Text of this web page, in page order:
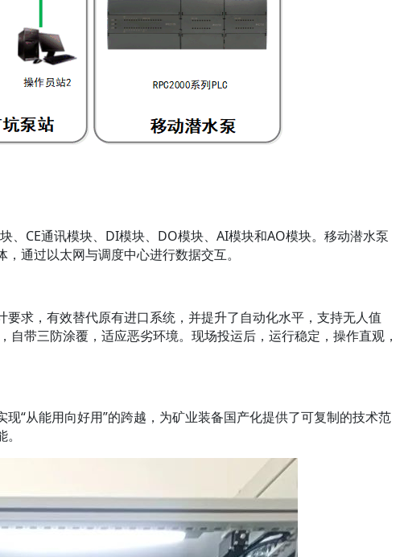
、CE通讯模块、DI模块、DO模块、AI模块和AO模块。移动潜水泵
通过以太网与调度中心进行数据交互。
求，有效替代原有进口系统，并提升了自动化水平，支持无人值
带三防涂覆，适应恶劣环境。现场投运后，运行稳定，操作直观，
“从能用向好用”的跨越，为矿业装备国产化提供了可复制的技术范
。